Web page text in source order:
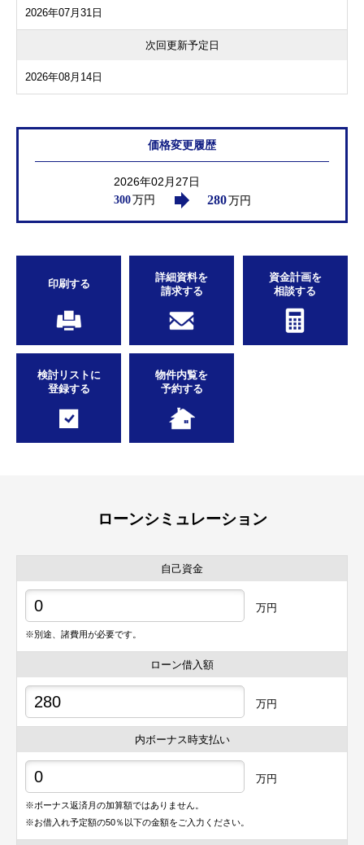
2026年07月31日
次回更新予定日
2026年08月14日
価格変更履歴
2026年02月27日
300万円 280万円
印刷する
詳細資料を
請求する
資金計画を
相談する
検討リストに
登録する
物件内覧を
予約する
ローンシミュレーション
自己資金
万円
※別途、諸費用が必要です。
ローン借入額
万円
内ボーナス時支払い
万円
※ボーナス返済月の加算額ではありません。
※お借入れ予定額の50％以下の金額をご入力ください。